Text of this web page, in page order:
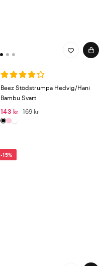
Beez Stödstrumpa Hedvig/Hani
Bambu Svart
143 kr
169 kr
-15%